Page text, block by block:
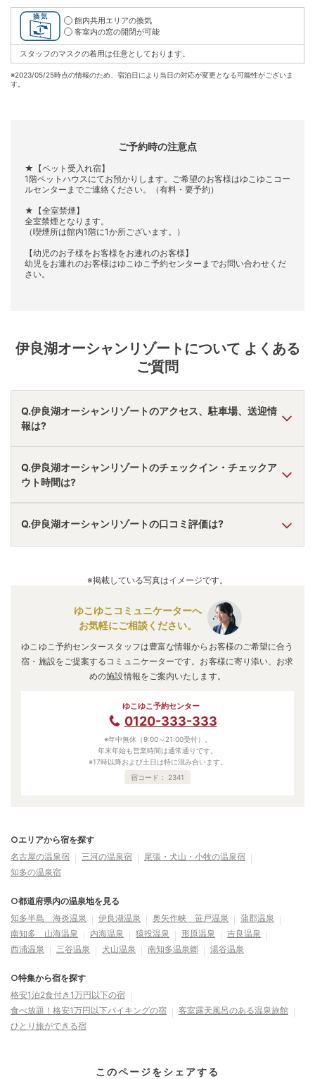
館内共用エリアの換気
客室内の窓の開閉が可能
スタッフのマスクの着用は任意としております。
※2023/05/25時点の情報のため、宿泊日により当日の対応が変更となる可能性がございま
す。
ご予約時の注意点
★【ペット受入れ宿】
1階ペットハウスにてお預かりします。ご希望のお客様はゆこゆこコー
ルセンターまでご連絡ください。（有料・要予約）
★【全室禁煙】
全室禁煙となります。
（喫煙所は館内1階に1か所ございます。）
【幼児のお子様をお客様をお連れのお客様】
幼児をお連れのお客様はゆこゆこ予約センターまでお問い合わせくだ
さい。
伊良湖オーシャンリゾート について よくある
ご質問
Q.伊良湖オーシャンリゾートのアクセス、駐車場、送迎情
報は?
A. 車で豊川ＩＣより83分。
駐車場あり。
無料送迎あり。
Q.伊良湖オーシャンリゾートのチェックイン・チェックア
ウト時間は?
A. チェックインは 15:00 ~ 19:30、チェックアウトは〜
です。
※プランによって異なる場合があります。
Q.伊良湖オーシャンリゾートの口コミ評価は?
口コミ情報の詳細はこちら。
※掲載している写真はイメージです。
ゆこゆこコミュニケーターへ
お気軽にご相談ください。
ゆこゆこ予約センタースタッフは豊富な情報からお客様のご希望に合う
宿・施設をご提案するコミュニケーターです。お客様に寄り添い、お求
めの施設情報をご案内いたします。
ゆこゆこ予約センター
0120-333-333
※年中無休（9:00～21:00受付）。
年末年始も営業時間は通常通りです。
※17時以降および土日は特に混み合います。
宿コード： 2341
○エリアから宿を探す
名古屋の温泉宿
三河の温泉宿
尾張・犬山・小牧の温泉宿
知多の温泉宿
○都道府県内の温泉地を見る
知多半島 海炎温泉
伊良湖温泉 奥矢作峡 笹戸温泉
蒲郡温泉
南知多 山海温泉
内海温泉 猿投温泉 形原温泉
吉良温泉
西浦温泉
三谷温泉 犬山温泉 南知多温泉郷 湯谷温泉
○特集から宿を探す
格安1泊2食付き1万円以下の宿
食べ放題！格安1万円以下バイキングの宿
客室露天風呂のある温泉旅館
ひとり旅ができる宿
このページをシェアする